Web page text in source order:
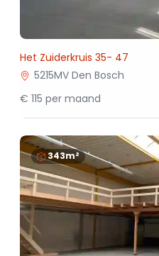
Het Zuiderkruis 35- 47
5215MV Den Bosch
€ 115 per maand
343m²